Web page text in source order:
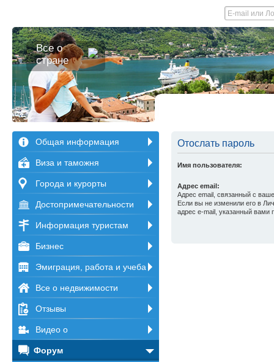
Все о
стране
Общая информация
Виза и таможня
Города и курорты
Достопримечательности
Информация туристам
Бизнес
Эмиграция, работа и учеба
Все о недвижимости
Отзывы
Видео о
Форум
Отослать пароль
Имя пользователя:
Адрес email:
Адрес email, связанный с
Если вы не изменили его в
адрес e-mail, указанный вами